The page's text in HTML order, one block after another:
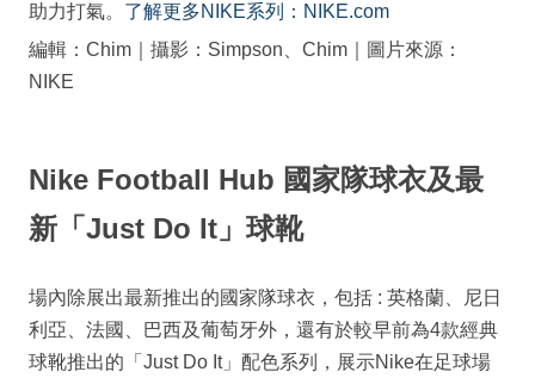
助力打氣。 了解更多NIKE系列：NIKE.com
編輯：Chim｜攝影：Simpson、Chim｜圖片來源：
NIKE
Nike Football Hub 國家隊球衣及最
新「 Just Do It 」球靴
場內除展出最新推出的國家隊球衣，包括 : 英格蘭、尼日
利亞、法國、巴西及葡萄牙外，還有於較早前為4款經典
球靴推出的「Just Do It」配色系列，展示Nike在足球場